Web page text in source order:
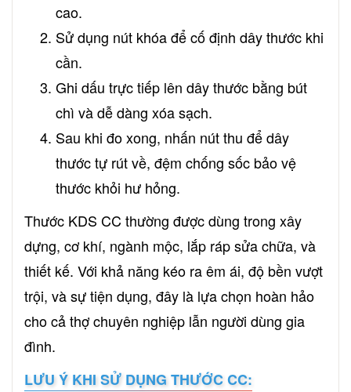
cao.
Sử dụng nút khóa để cố định dây thước khi
cần.
Ghi dấu trực tiếp lên dây thước bằng bút
chì và dễ dàng xóa sạch.
Sau khi đo xong, nhấn nút thu để dây
thước tự rút về, đệm chống sốc bảo vệ
thước khỏi hư hỏng.
Thước KDS CC thường được dùng trong xây
dựng, cơ khí, ngành mộc, lắp ráp sửa chữa, và
thiết kế. Với khả năng kéo ra êm ái, độ bền vượt
trội, và sự tiện dụng, đây là lựa chọn hoàn hảo
cho cả thợ chuyên nghiệp lẫn người dùng gia
đình.
LƯU Ý KHI SỬ DỤNG THƯỚC CC: